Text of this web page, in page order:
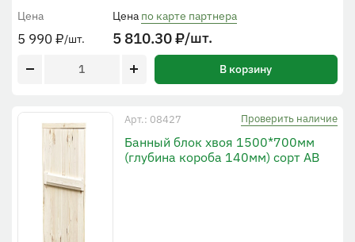
Цена
5 990₽/шт.
Цена по карте партнера
5 810.30₽/шт.
В корзину
Арт.: 08427 Проверить наличие
Банный блок хвоя 1500*700мм
(глубина короба 140мм) сорт АВ